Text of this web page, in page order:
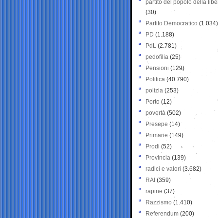
partito del popolo della
(30)
Partito Democratico (1.034)
PD (1.188)
PdL (2.781)
pedofilia (25)
Pensioni (129)
Politica (40.790)
polizia (253)
Porto (12)
povertà (502)
Presepe (14)
Primarie (149)
Prodi (52)
Provincia (139)
radici e valori (3.682)
RAI (359)
rapine (37)
Razzismo (1.410)
Referendum (200)